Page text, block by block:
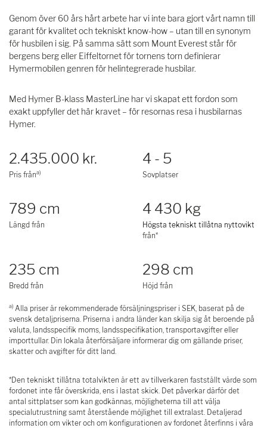
Genom över 60 års hårt arbete har vi inte bara gjort vårt namn till
garant för kvalitet och tekniskt know-how – utan till en synonym
för husbilen i sig. På samma sätt som Mount Everest står för
bergens berg eller Eiffeltornet för tornens torn definierar
Hymermobilen genren för helintegrerade husbilar.
Med Hymer B-klass MasterLine har vi skapat ett fordon som
exakt uppfyller det här kravet – för resornas resa i husbilarnas
Hymer.
2.435.000 kr.
Pris fråna)
4 - 5
Sovplatser
789 cm
Längd från
4 430 kg
Högsta tekniskt tillåtna nyttovikt
från*
235 cm
Bredd från
298 cm
Höjd från
a) Alla priser är rekommenderade försäljningspriser i SEK, baserat på de
svensk detaljpriserna. Priserna i andra länder kan skilja sig åt beroende på
valuta, landsspecifik moms, landsspecifikation, transportavgifter eller
importtullar. Din lokala återförsäljare informerar dig om gällande priser,
skatter och avgifter för ditt land.
*Den tekniskt tillåtna totalvikten är ett av tillverkaren fastställt värde som
fordonet inte får överskrida, ens i lastat skick. Det påverkar därför det
antal sittplatser som kan godkännas, möjligheterna till att välja
specialutrustning samt återstående möjlighet till extralast. Detaljerad
information om vikter och om konfigurationen av fordonet återfinns i våra